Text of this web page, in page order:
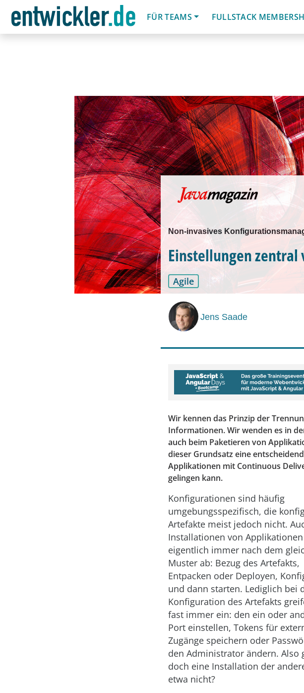
FÜR TEAMS
FULLSTACK
Non-invasives
Einstellungen
Agile
Jens Saade
Wir kennen das Prinzip der
Informationen. Wir wenden es in
auch beim Paketieren von
dieser Grundsatz eine
Applikationen mit Continuous
gelingen kann.
Konfigurationen sind häufig
umgebungsspezifisch, die
Artefakte meist jedoch nicht.
Installationen von
eigentlich immer nach dem
Muster ab: Bezug des Artefakts,
Entpacken oder Deployen,
und dann starten. Lediglich bei
Konfiguration des Artefakts
fast immer ein: den ein oder
Port einstellen, Tokens für
Zugänge speichern oder
den Administrator ändern. Also
doch eine Installation der
etwa nicht?